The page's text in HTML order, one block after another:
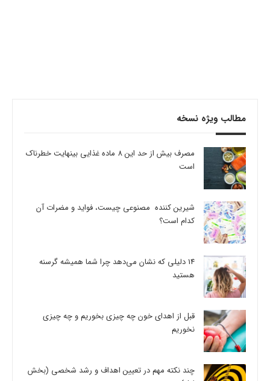
مطالب ویژه نسخه
مصرف بیش از حد این 8 ماده غذایی بینهایت خطرناک
است
شیرین کننده مصنوعی چیست، فواید و مضرات آن
کدام است؟
14 دلیلی که نشان می‌دهد چرا شما همیشه گرسنه
هستید
قبل از اهدای خون چه چیزی بخوریم و چه چیزی
نخوریم
چند نکته مهم در تعیین اهداف و رشد شخصی (بخش